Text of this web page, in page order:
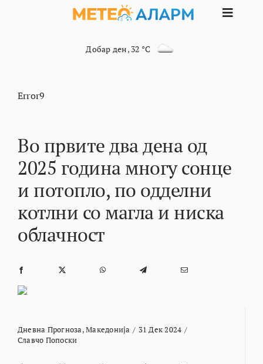
Toggle
ИНТЕРЕСНО
КОНТАКТ
МАРКЕТИНГ
Добар ден, 32 °C
Error9
Во првите два дена од
2025 година многу сонце
и потопло, по одделни
котлни со магла и ниска
облачност
Дневна Прогноза,Македонија / 31 Дек 2024 /
Славчо Попоски